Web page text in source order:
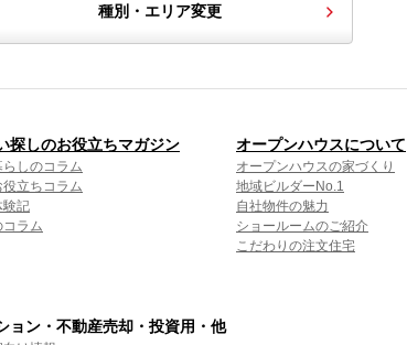
種別・エリア変更
探しのお役立ちマガジン
しのコラム
立ちコラム
験記
ラム
オープンハウスについて
オープンハウスの家づくり
地域ビルダーNo.1
自社物件の魅力
ショールームのご紹介
こだわりの注文住宅
ョン・不動産売却・投資用・他